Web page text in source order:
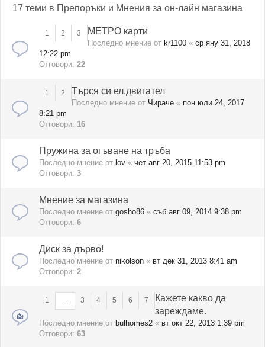
17 теми в Препоръки и Мнения за он-лайн магазина
1 2 3 МЕТРО карти
Последно мнение от kr1100 « ср яну 31, 2018
12:22 pm
Отговори: 22
1 2 Търся си ел.двигател
Последно мнение от Чираче « пон юли 24, 2017
8:21 pm
Отговори: 16
Пружина за огъване на тръба
Последно мнение от lov « чет авг 20, 2015 11:53 pm
Отговори: 3
Мнение за магазина
Последно мнение от gosho86 « съб авг 09, 2014 9:38 pm
Отговори: 6
Диск за дърво!
Последно мнение от nikolson « вт дек 31, 2013 8:41 am
Отговори: 2
1 … 3 4 5 6 7
Кажете какво да
зареждаме.
Последно мнение от bulhomes2 « вт окт 22, 2013 1:39 pm
Отговори: 63